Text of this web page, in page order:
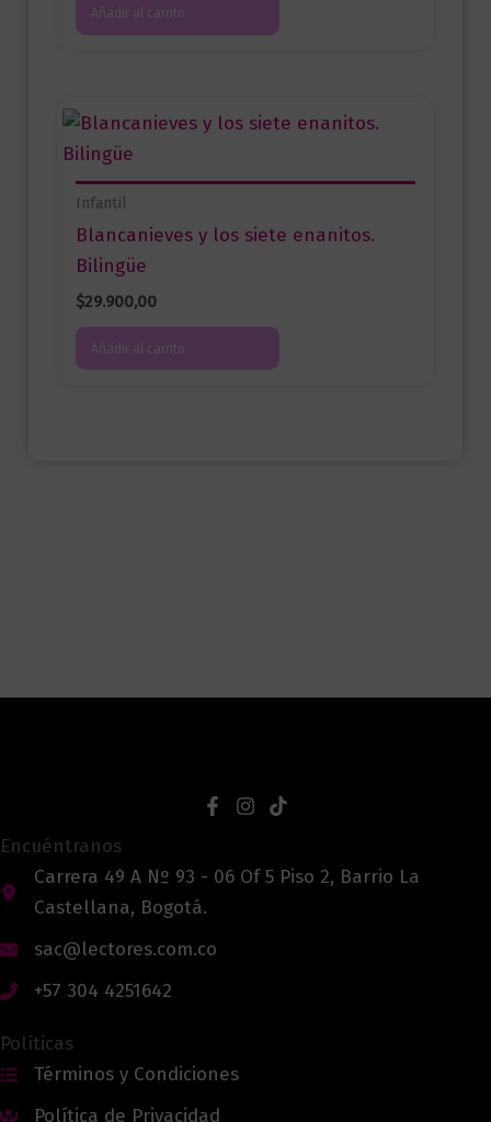
Añadir al carrito
Infantil
Blancanieves y los siete enanitos.
Bilingüe
$29.900,00
Añadir al carrito
Encuéntranos
Carrera 49 A Nº 93 - 06 Of 5 Piso 2, Barrio La
Castellana, Bogotá.
sac@lectores.com.co
+57 304 4251642
Políticas
Términos y Condiciones
Política de Privacidad